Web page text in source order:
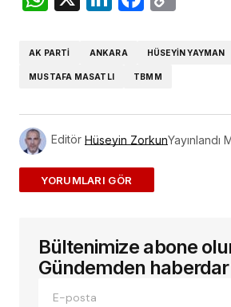
AK PARTI ANKARA HÜSEYIN YAYMAN
MUSTAFA MASATLI TBMM
Editör Hüseyin ZorkunYayınlandı
ADD A COMMENT
E-posta adresiniz
alanlar*ile işaretlenmişlerdir
Bültenimize abone
Gündemden